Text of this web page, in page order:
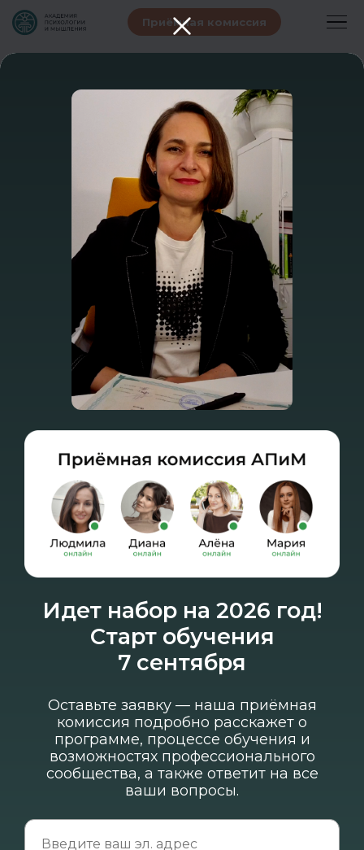
Приёмная комиссия
Старт — 3 августа
Присоединиться — 490 ₽
* ИЛИ БЕСПЛАТНО!
ПРИЁМНАЯ
КАМПАНИЯ
УЖЕ ИДЁТ!
Идет набор на 2026 год!
Старт обучения
7 сентября
Оставьте заявку — наша приёмная
комиссия подробно расскажет о
программе, процессе обучения и
возможностях профессионального
сообщества, а также ответит на все
ваши вопросы.